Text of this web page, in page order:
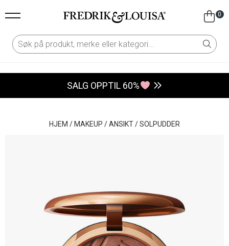
0
SALG OPPTIL 60%
HJEM / MAKEUP /ANSIKT/SOLPUDDER